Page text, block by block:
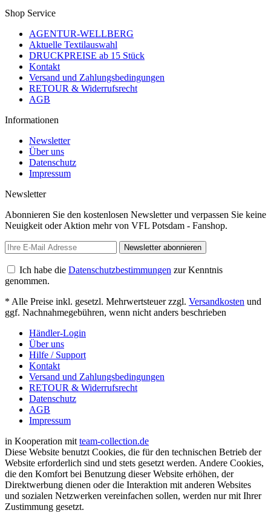
Shop Service
AGENTUR-WELLBERG
Aktuelle Textilauswahl
DRUCKPREISE ab 15 Stück
Kontakt
Versand und Zahlungsbedingungen
RETOUR & Widerrufsrecht
AGB
Informationen
Newsletter
Über uns
Datenschutz
Impressum
Newsletter
Abonnieren Sie den kostenlosen Newsletter und verpassen Sie keine
Neuigkeit oder Aktion mehr von VFL Potsdam - Fanshop.
Newsletter abonnieren
Ich habe die Datenschutzbestimmungen zur Kenntnis
genommen.
* Alle Preise inkl. gesetzl. Mehrwertsteuer zzgl. Versandkosten und
ggf. Nachnahmegebühren, wenn nicht anders beschrieben
Händler-Login
Über uns
Hilfe / Support
Kontakt
Versand und Zahlungsbedingungen
RETOUR & Widerrufsrecht
Datenschutz
AGB
Impressum
in Kooperation mit team-collection.de
Diese Website benutzt Cookies, die für den technischen Betrieb der
Website erforderlich sind und stets gesetzt werden. Andere Cookies,
die den Komfort bei Benutzung dieser Website erhöhen, der
Direktwerbung dienen oder die Interaktion mit anderen Websites
und sozialen Netzwerken vereinfachen sollen, werden nur mit Ihrer
Zustimmung gesetzt.